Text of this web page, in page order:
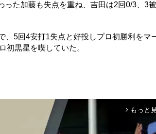
た加藤も失点を重ね、吉田は2回0/3、3
5回4安打1失点と好投しプロ初勝利をマ
初黒星を喫していた。
arrow_forward_ios もっと